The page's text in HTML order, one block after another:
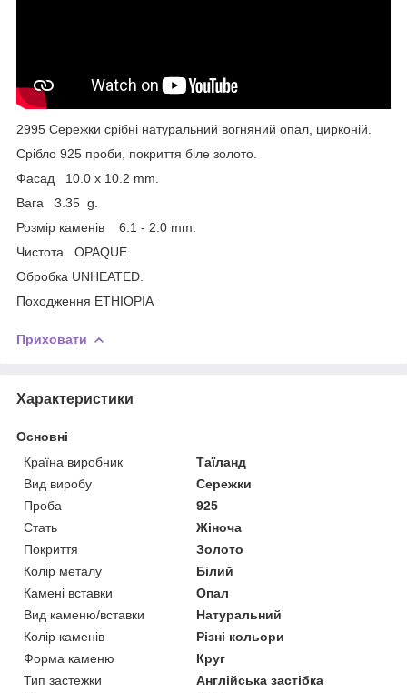
2995 Сережки срібні натуральний вогняний опал, цирконій.
Срібло 925 проби, покриття біле золото.
Фасад 10.0 x 10.2 mm.
Вага 3.35 g.
Розмір каменів 6.1 - 2.0 mm.
Чистота OPAQUE.
Обробка UNHEATED.
Походження ETHIOPIA
Приховати
Характеристики
Основні
Країна виробник
Таїланд
Вид виробу
Сережки
Проба
925
Стать
Жіноча
Покриття
Золото
Колір металу
Білий
Камені вставки
Опал
Вид каменю/вставки
Натуральний
Колір каменів
Різні кольори
Форма каменю
Круг
Тип застежки
Англійська застібка